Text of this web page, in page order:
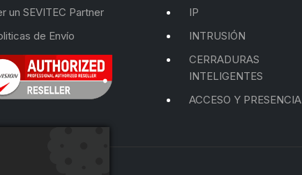
un SEVITEC Partner
de Envío
IP
INTRUSIÓN
CERRADURAS
INTELIGENTES
ACCESO Y PRESENCIA